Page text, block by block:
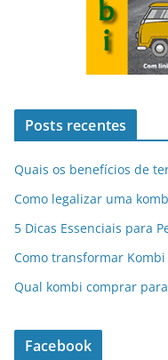
Posts recentes
Quais os benefícios de
Como legalizar uma
5 Dicas Essenciais para
Como transformar
Qual kombi comprar
Facebook